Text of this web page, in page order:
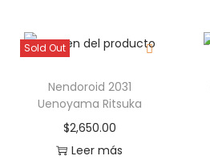
Sold Out
Nendoroid 2031
Uenoyama Ritsuka
$2,650.00
Leer más